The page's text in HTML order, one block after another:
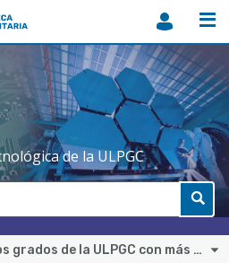
de la ULPGC
Economía e ingenierías, los grados de la ULPGC con más abandonos